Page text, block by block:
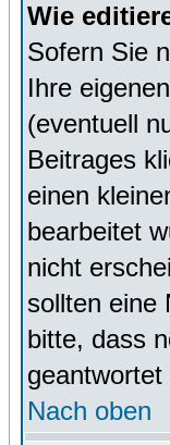
Wie
Sofern Sie
Ihre
(eventuell
Beitrages
einen
bearbeitet
nicht
sollten eine
bitte, dass
geantwortet
Nach oben